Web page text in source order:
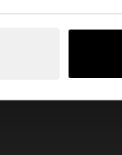
rester sur Tunisia